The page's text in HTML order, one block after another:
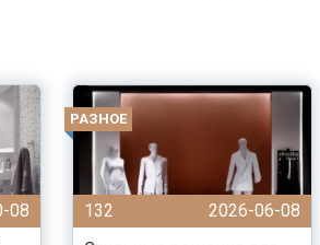
08
РАЗНОЕ
132
2026-06-08